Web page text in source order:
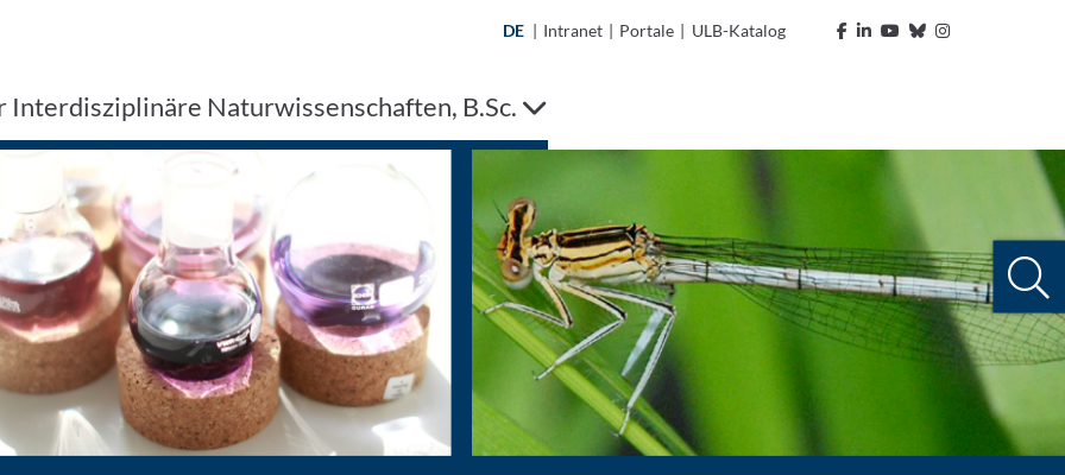
DE | Intranet | Portale | ULB-Katalog
Interdisziplinäre Naturwissenschaften, B.Sc.